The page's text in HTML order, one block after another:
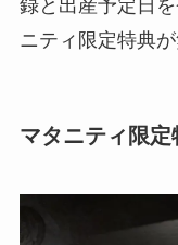
録と出産予定日
ニティ限定特典
マタニティ限定